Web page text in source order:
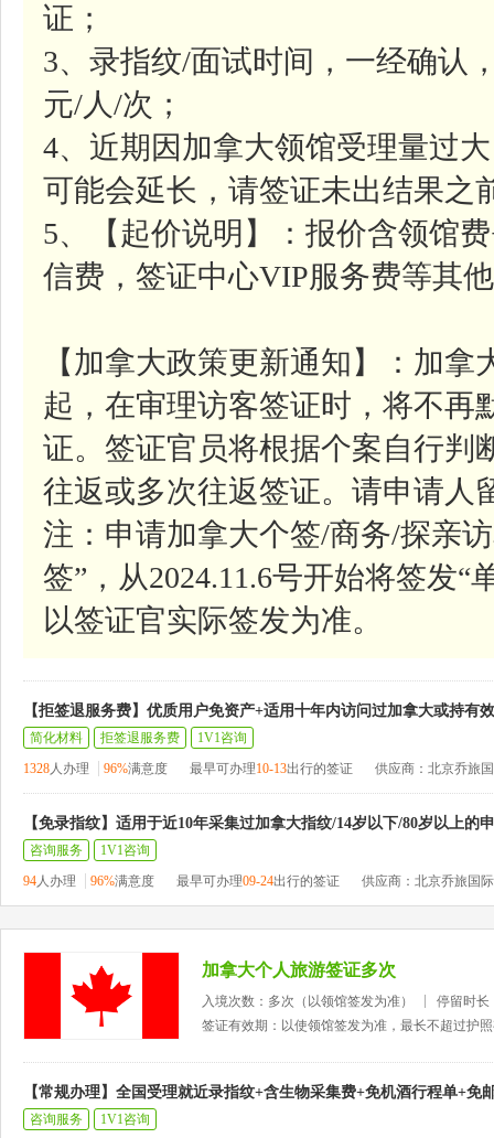
证；
3、录指纹/面试时间，一经确认
元/人/次；
4、近期因加拿大领馆受理量过
可能会延长，请签证未出结果之
5、【起价说明】：报价含领馆
信费，签证中心VIP服务费等其
【加拿大政策更新通知】：加
起，在审理访客签证时，将不再
证。签证官员将根据个案自行判
往返或多次往返签证。请申请人
注：申请加拿大个签/商务/探亲
签”，从2024.11.6号开始将签发
以签证官实际签发为准。
【拒签退服务费】优质用户免资产+适用十年内访问过加拿大或持有
简化材料 拒签退服务费
1V1咨询
1328人办理 96%满意度 最早可办理10-13出行的签证 供应商：北京乔旅
【免录指纹】适用于近10年采集过加拿大指纹/14岁以下/80岁以上的
咨询服务
1V1咨询
94人办理 96%满意度 最早可办理09-24出行的签证 供应商：北京乔旅国
加拿大个人旅游签证多次
入境次数：多次（以领馆签发为准）
停留时长
签证有效期：以使领馆签发为准，最长不超过护
【常规办理】全国受理就近录指纹+含生物采集费+免机酒行程单+免
咨询服务 1V1咨询